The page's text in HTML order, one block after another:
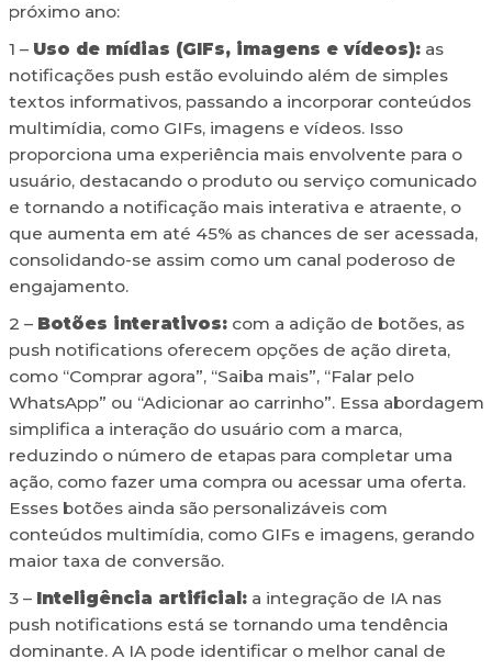
próximo ano:
1 – Uso de mídias (GIFs, imagens e vídeos):as
notificações push estão evoluindo além de simples
textos informativos, passando a incorporar conteúdos
multimídia, como GIFs, imagens e vídeos. Isso
proporciona uma experiência mais envolvente para o
usuário, destacando o produto ou serviço comunicado
e tornando a notificação mais interativa e atraente, o
que aumenta em até 45% as chances de ser acessada,
consolidando-se assim como um canal poderoso de
engajamento.
2 – Botões interativos:com a adição de botões, as
push notifications oferecem opções de ação direta,
como “Comprar agora”, “Saiba mais”, “Falar pelo
WhatsApp” ou “Adicionar ao carrinho”. Essa abordagem
simplifica a interação do usuário com a marca,
reduzindo o número de etapas para completar uma
ação, como fazer uma compra ou acessar uma oferta.
Esses botões ainda são personalizáveis com
conteúdos multimídia, como GIFs e imagens, gerando
maior taxa de conversão.
3 – Inteligência artificial:a integração de IA nas
push notifications está se tornando uma tendência
dominante. A IA pode identificar o melhor canal de